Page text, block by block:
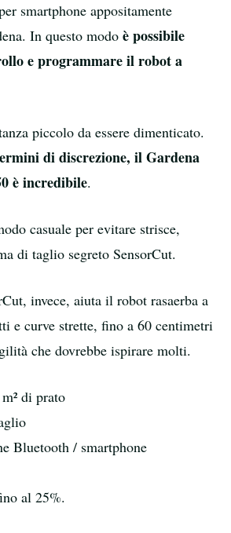
smartphone appositamente
In questo modo è possibile
e programmare il robot a
piccolo da essere dimenticato.
di discrezione, il Gardena
è incredibile.
casuale per evitare strisce,
di taglio segreto SensorCut.
invece, aiuta il robot rasaerba a
e curve strette, fino a 60 centimetri
che dovrebbe ispirare molti.
di prato
Bluetooth / smartphone
al 25%.